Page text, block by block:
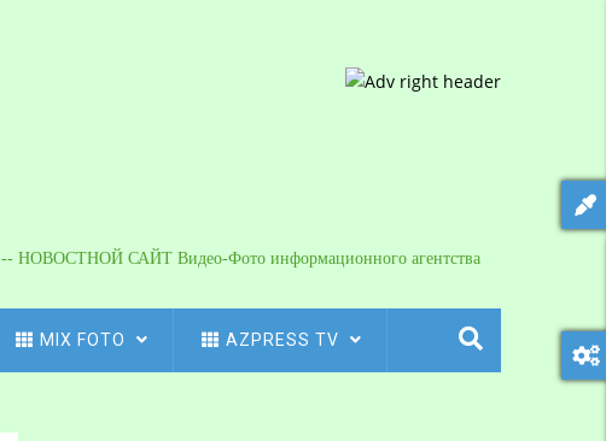
-- НОВОСТНОЙ САЙТ Видео-Фото информационного агентства
MIX FOTO AZPRESS TV